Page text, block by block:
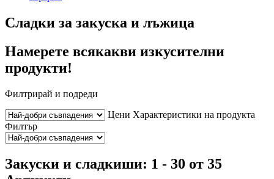
Сладки за закуска и лъжица
Намерете всякакви изкусителни
продукти!
Филтрирай и подреди
Цени Характеристики на продукта
Филтър
Закуски и сладкиши: 1 - 30 от 35